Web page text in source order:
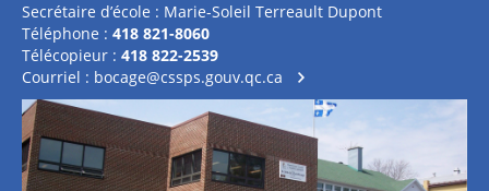
Secrétaire d’école : Marie-Soleil Terreault Dupont
Téléphone : 418 821-8060
Télécopieur : 418 822-2539
Courriel : bocage@cssps.gouv.qc.ca